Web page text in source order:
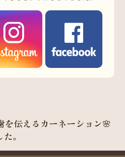
を伝えるカーネーション🌸
。